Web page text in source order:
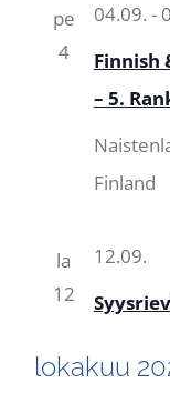
pe
4
04.09. -
Finnish
– 5.
Finland
la
12
12.09.
lokakuu